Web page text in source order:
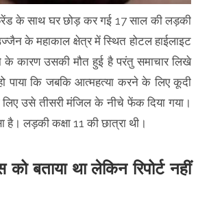
के साथ घर छोड़ कर गई 17 साल की लड़की
के महाकाल क्षेत्र में स्थित होटल हाईलाइट
के कारण उसकी मौत हुई है परंतु समाचार लिखे
पाया कि जबकि आत्महत्या करने के लिए कूदी
उसे तीसरी मंजिल के नीचे फेंक दिया गया।
लड़की कक्षा 11 की छात्रा थी।
को बताया था लेकिन रिपोर्ट नहीं